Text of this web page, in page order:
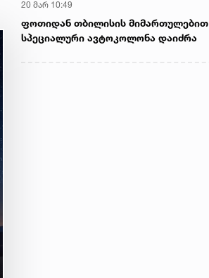
20 მარ 10:49
ფოთიდან თბილისის მიმართულებით
სპეციალური ავტოკოლონა დაიძრა